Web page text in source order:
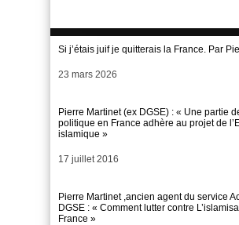
Si j’étais juif je quitterais la France. Par
Date
23 mars 2026
Pierre Martinet (ex DGSE) : « Une partie
politique en France adhère au projet de
islamique »
Date
17 juillet 2016
Pierre Martinet ,ancien agent du service
DGSE : « Comment lutter contre
France »